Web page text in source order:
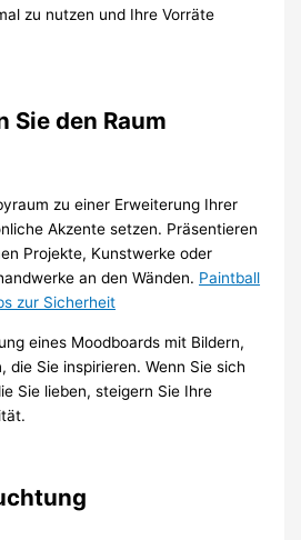
zu nutzen und Ihre Vorräte
Sie den Raum
zu einer Erweiterung Ihrer
Akzente setzen. Präsentieren
Projekte, Kunstwerke oder
an den Wänden. Paintball
zur Sicherheit
eines Moodboards mit Bildern,
die Sie inspirieren. Wenn Sie sich
Sie lieben, steigern Sie Ihre